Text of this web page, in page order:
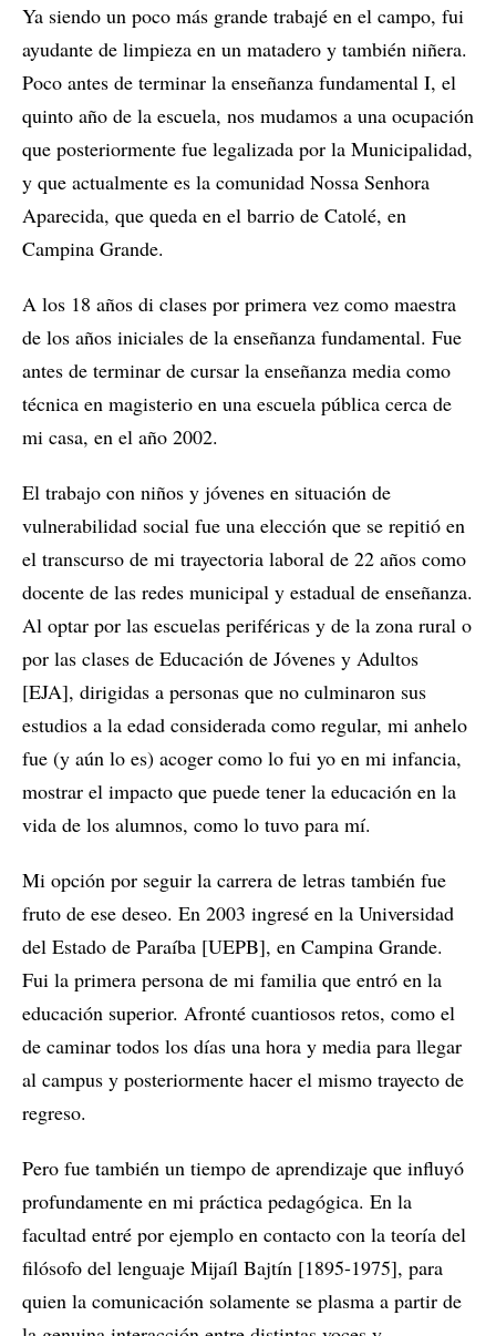
Ya siendo un poco más grande trabajé en el campo, fui
ayudante de limpieza en un matadero y también niñera.
Poco antes de terminar la enseñanza fundamental I, el
quinto año de la escuela, nos mudamos a una ocupación
que posteriormente fue legalizada por la Municipalidad,
y que actualmente es la comunidad Nossa Senhora
Aparecida, que queda en el barrio de Catolé, en
Campina Grande.
A los 18 años di clases por primera vez como maestra
de los años iniciales de la enseñanza fundamental. Fue
antes de terminar de cursar la enseñanza media como
técnica en magisterio en una escuela pública cerca de
mi casa, en el año 2002.
El trabajo con niños y jóvenes en situación de
vulnerabilidad social fue una elección que se repitió en
el transcurso de mi trayectoria laboral de 22 años como
docente de las redes municipal y estadual de enseñanza.
Al optar por las escuelas periféricas y de la zona rural o
por las clases de Educación de Jóvenes y Adultos
[EJA], dirigidas a personas que no culminaron sus
estudios a la edad considerada como regular, mi anhelo
fue (y aún lo es) acoger como lo fui yo en mi infancia,
mostrar el impacto que puede tener la educación en la
vida de los alumnos, como lo tuvo para mí.
Mi opción por seguir la carrera de letras también fue
fruto de ese deseo. En 2003 ingresé en la Universidad
del Estado de Paraíba [UEPB], en Campina Grande.
Fui la primera persona de mi familia que entró en la
educación superior. Afronté cuantiosos retos, como el
de caminar todos los días una hora y media para llegar
al campus y posteriormente hacer el mismo trayecto de
regreso.
Pero fue también un tiempo de aprendizaje que influyó
profundamente en mi práctica pedagógica. En la
facultad entré por ejemplo en contacto con la teoría del
filósofo del lenguaje Mijaíl Bajtín [1895-1975], para
quien la comunicación solamente se plasma a partir de